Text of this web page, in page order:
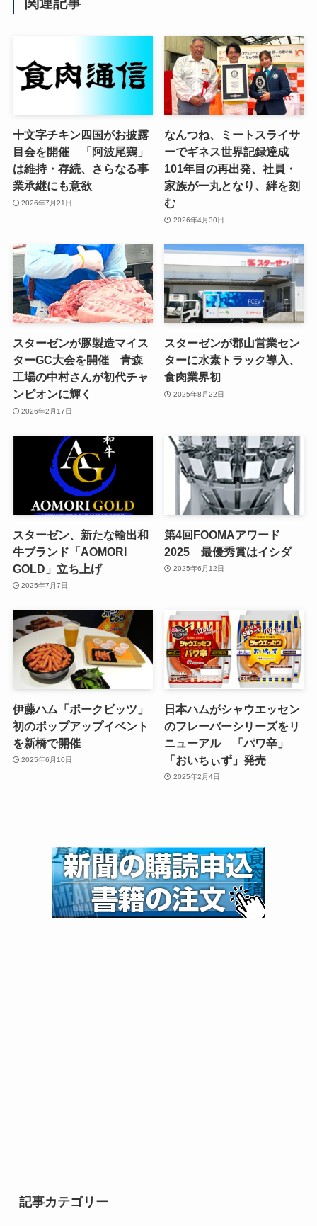
関連記事
十文字チキン四国がお披露
目会を開催 「阿波尾鶏」
は維持・存続、さらなる事
業承継にも意欲
2026年7月21日
なんつね、ミートスライサ
ーでギネス世界記録達成
101年目の再出発、社員・
家族が一丸となり、絆を刻
む
2026年4月30日
スターゼンが豚製造マイス
ターGC大会を開催 青森
工場の中村さんが初代チャ
ンピオンに輝く
2026年2月17日
スターゼンが郡山営業セン
ターに水素トラック導入、
食肉業界初
2025年8月22日
スターゼン、新たな輸出和
牛ブランド「AOMORI
GOLD」立ち上げ
2025年7月7日
第4回FOOMAアワード
2025 最優秀賞はイシダ
2025年6月12日
伊藤ハム「ポークビッツ」
初のポップアップイベント
を新橋で開催
2025年6月10日
日本ハムがシャウエッセン
のフレーバーシリーズをリ
ニューアル 「パワ辛」
「おいちぃず」発売
2025年2月4日
記事カテゴリー